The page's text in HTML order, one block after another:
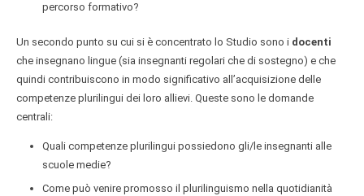
percorso formativo?
Un secondo punto su cui si è concentrato lo Studio sono i docenti
che insegnano lingue (sia insegnanti regolari che di sostegno) e che
quindi contribuiscono in modo significativo all’acquisizione delle
competenze plurilingui dei loro allievi. Queste sono le domande
centrali:
Quali competenze plurilingui possiedono gli/le insegnanti alle
scuole medie?
Come può venire promosso il plurilinguismo nella quotidianità